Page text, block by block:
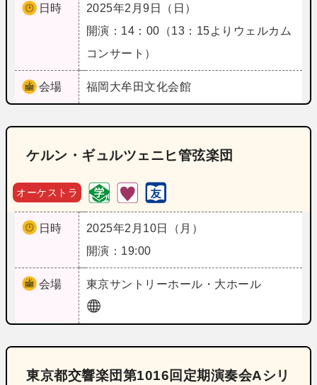
日時
2025年2月9日（日）
開演：14：00（13：15よりウェルカム
コンサート）
会場 福岡 大牟田文化会館
ケルン・ギュルツェニヒ管弦楽団
オーケストラ
日時
2025年2月10日（月）
開演：19:00
会場 東京サントリーホール・大ホール
東京都交響楽団第1016回定期演奏会Aシリ